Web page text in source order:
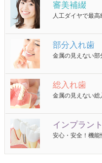
審美補綴
人工ダイヤで最
部分入れ歯
金属の見えない部
総入れ歯
金属の見えない総
インプラント
安心・安全！機能